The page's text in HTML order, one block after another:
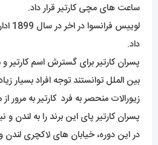
ساعت های مچی کارتیر قرار داد.
داد.
پسران کارتیر برای گسترش اسم
بین الملل توانستند توجه افراد بسیار
زیورالات منحصر به فرد کارتیر به مرور
پسران کارتیر پای این برند را به لندن و
در این دوره، خیابان های لاکچری لندن